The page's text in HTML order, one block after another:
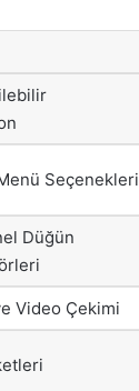
Seçenekleri
Düğün
Video Çekimi